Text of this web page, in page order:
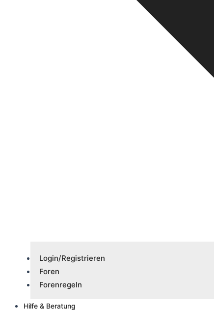
Login/Registrieren
Foren
Forenregeln
Hilfe & Beratung